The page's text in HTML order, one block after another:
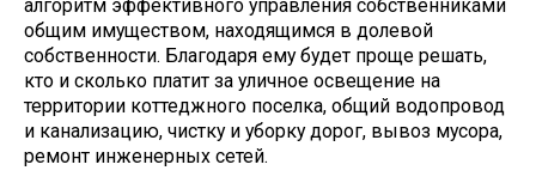
алгоритм эффективного управления собственниками
общим имуществом, находящимся в долевой
собственности. Благодаря ему будет проще решать,
кто и сколько платит за уличное освещение на
территории коттеджного поселка, общий водопровод
и канализацию, чистку и уборку дорог, вывоз мусора,
ремонт инженерных сетей.